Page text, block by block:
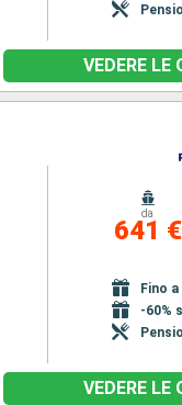
VEDERE LE
da
641 €
Fino
-60%
VEDERE LE